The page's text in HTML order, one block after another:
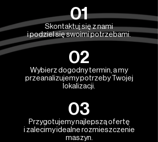
01
Skontaktuj się z nami
i podziel się swoimi potrzebami.
02
Wybierz dogodny termin, a my
przeanalizujemy potrzeby Twojej
lokalizacji.
03
Przygotujemy najlepszą ofertę
i zalecimy idealne rozmieszczenie
maszyn.